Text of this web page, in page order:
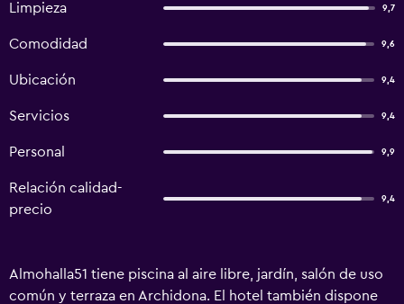
Limpieza 9,7
Comodidad 9,6
Ubicación 9,4
Servicios 9,4
Personal 9,9
Relación calidad-
precio
9,4
Almohalla51 tiene piscina al aire libre, jardín, salón de uso
común y terraza en Archidona. El hotel también dispone